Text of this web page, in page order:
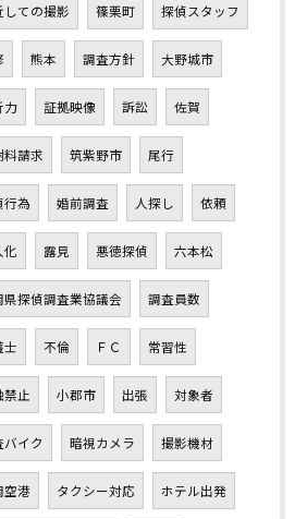
しての撮影 篠栗町 探偵スタッフ
熊本 調査方針 大野城市
力 証拠映像 訴訟 佐賀
料請求 筑紫野市 尾行
行為 婚前調査 人探し 依頼
化 露見 悪徳探偵 六本松
県探偵調査業協議会 調査員数
士 不倫 ＦＣ 常習性
禁止 小郡市 出張 対象者
バイク 暗視カメラ 撮影機材
空港 タクシー対応 ホテル出発